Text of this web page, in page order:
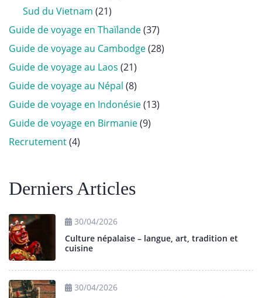
Sud du Vietnam (21)
Guide de voyage en Thaïlande(37)
Guide de voyage au Cambodge(28)
Guide de voyage au Laos (21)
Guide de voyage au Népal (8)
Guide de voyage en Indonésie(13)
Guide de voyage en Birmanie(9)
Recrutement(4)
Derniers Articles
30/04/2026
Culture népalaise – langue, art, tradition et
cuisine
30/04/2026